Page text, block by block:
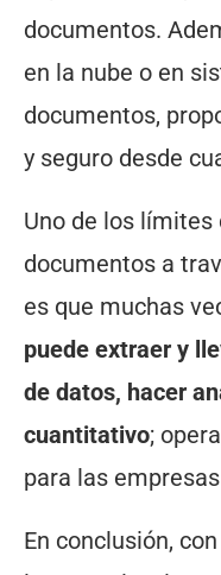
documentos.
en la nube o en
documentos,
y seguro desde
Uno de los
documentos a
es que muchas
puede extraer y
de datos, hacer
cuantitativo;
para las
En conclusión,